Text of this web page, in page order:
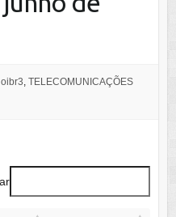
oibr3, TELECOMUNICAÇÕES